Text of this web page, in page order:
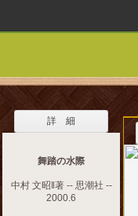
詳 細
舞踏の水際
中村 文昭‖著 -- 思潮社 --
2000.6